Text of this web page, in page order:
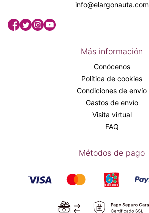
info@elargonauta.com
Más información
Conócenos
Política de cookies
Condiciones de envío
Gastos de envío
Visita virtual
FAQ
Métodos de pago